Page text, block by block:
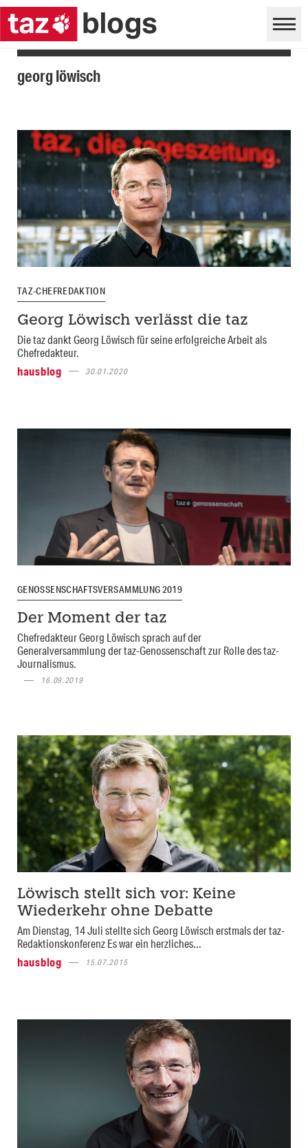
georg löwisch
TAZ-CHEFREDAKTION
Georg Löwisch verlässt die taz
Die taz dankt Georg Löwisch für seine erfolgreiche Arbeit als
Chefredakteur.
hausblog
30.01.2020
GENOSSENSCHAFTSVERSAMMLUNG 2019
Der Moment der taz
Chefredakteur Georg Löwisch sprach auf der
Generalversammlung der taz-Genossenschaft zur Rolle des taz-
Journalismus.
16.09.2019
Löwisch stellt sich vor: Keine
Wiederkehr ohne Debatte
Am Dienstag, 14 Juli stellte sich Georg Löwisch erstmals der taz-
Redaktionskonferenz Es war ein herzliches...
hausblog
15.07.2015